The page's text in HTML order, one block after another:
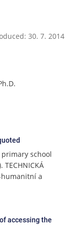
30. 7. 2014
school
humanitní a
accessing the